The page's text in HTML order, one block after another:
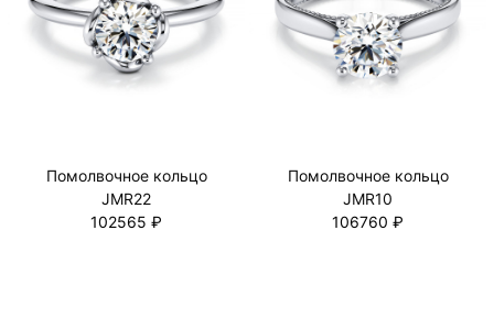
Помолвочное кольцо
JMR22
102565 ₽
Помолвочное кольцо
JMR10
106760 ₽